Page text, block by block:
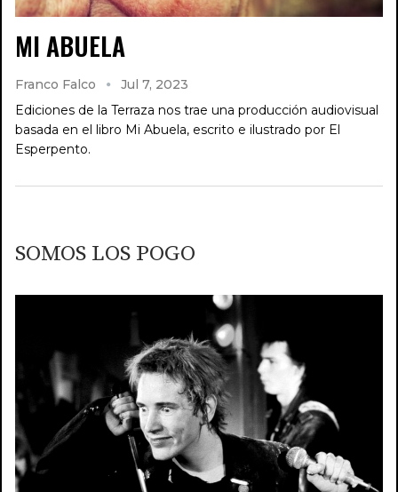
MI ABUELA
Franco Falco
Jul 7, 2023
Ediciones de la Terraza nos trae una producción audiovisual
basada en el libro Mi Abuela, escrito e ilustrado por El
Esperpento.
SOMOS LOS POGO